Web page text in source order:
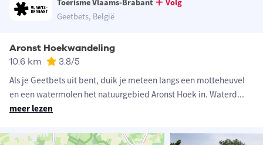
Toerisme Vlaams-Brabant
Volg
Geetbets, België
Aronst Hoekwandeling
10.6 km 3.8/5
Als je Geetbets uit bent, duik je meteen langs een motteheuvel
en een watermolen het natuurgebied Aronst Hoek in. Waterd...
meer lezen